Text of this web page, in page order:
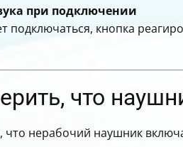
при подключении
кнопка
что
что нерабочий наушник